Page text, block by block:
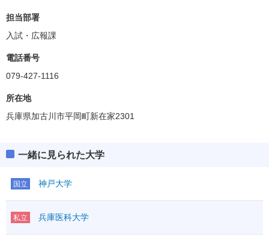
担当部署
入試・広報課
電話番号
079-427-1116
所在地
兵庫県加古川市平岡町新在家2301
一緒に見られた大学
国立 神戸大学
私立 兵庫医科大学